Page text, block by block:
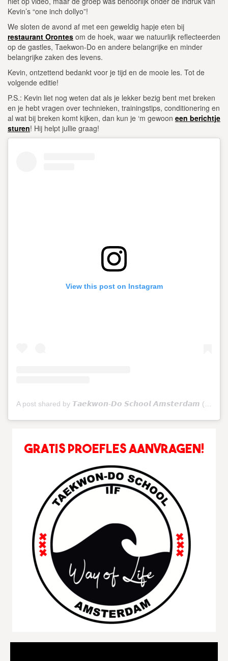
Kevin’s “one inch dollyo”!
We sloten de avond af met een geweldig hapje eten bij
restaurant Orontes om de hoek, waar we natuurlijk reflecteerden
op de gastles, Taekwon-Do en andere belangrijke en minder
belangrijke zaken des levens.
Kevin, ontzettend bedankt voor je tijd en de mooie les. Tot de
volgende editie!
P.S.: Kevin liet nog weten dat als je lekker bezig bent met breken
en je hebt vragen over technieken, trainingstips, conditionering en
al wat bij breken komt kijken, dan kun je ‘m gewoon een berichtje
sturen! Hij helpt jullie graag!
View this post on Instagram